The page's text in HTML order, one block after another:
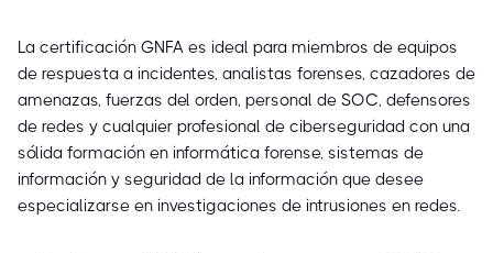
La certificación GNFA es ideal para miembros de equipos
de respuesta a incidentes, analistas forenses, cazadores de
amenazas, fuerzas del orden, personal de SOC, defensores
de redes y cualquier profesional de ciberseguridad con una
sólida formación en informática forense, sistemas de
información y seguridad de la información que desee
especializarse en investigaciones de intrusiones en redes.